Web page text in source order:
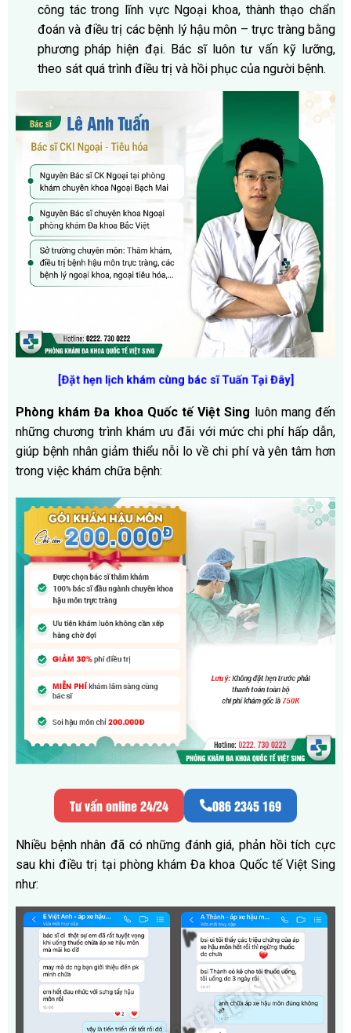
công tác trong lĩnh vực Ngoại khoa, thành thạo chẩn
đoán và điều trị các bệnh lý hậu môn – trực tràng bằng
phương pháp hiện đại. Bác sĩ luôn tư vấn kỹ lưỡng,
theo sát quá trình điều trị và hồi phục của người bệnh.
[Đặt hẹn lịch khám cùng bác sĩ Tuấn Tại Đây]
Phòng khám Đa khoa Quốc tế Việt Sing luôn mang đến
những chương trình khám ưu đãi với mức chi phí hấp dẫn,
giúp bệnh nhân giảm thiểu nỗi lo về chi phí và yên tâm hơn
trong việc khám chữa bệnh:
Tư vấn online 24/24 086 2345 169
Nhiều bệnh nhân đã có những đánh giá, phản hồi tích cực
sau khi điều trị tại phòng khám Đa khoa Quốc tế Việt Sing
như: